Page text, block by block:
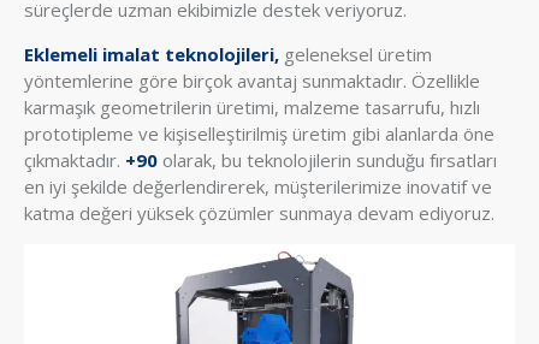
süreçlerde uzman ekibimizle destek veriyoruz.
Eklemeli imalat teknolojileri, geleneksel üretim
yöntemlerine göre birçok avantaj sunmaktadır. Özellikle
karmaşık geometrilerin üretimi, malzeme tasarrufu, hızlı
prototipleme ve kişiselleştirilmiş üretim gibi alanlarda öne
çıkmaktadır. +90 olarak, bu teknolojilerin sunduğu fırsatları
en iyi şekilde değerlendirerek, müşterilerimize inovatif ve
katma değeri yüksek çözümler sunmaya devam ediyoruz.